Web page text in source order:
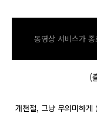
동영상 서비스가
(
개천절, 그냥 무의미하게